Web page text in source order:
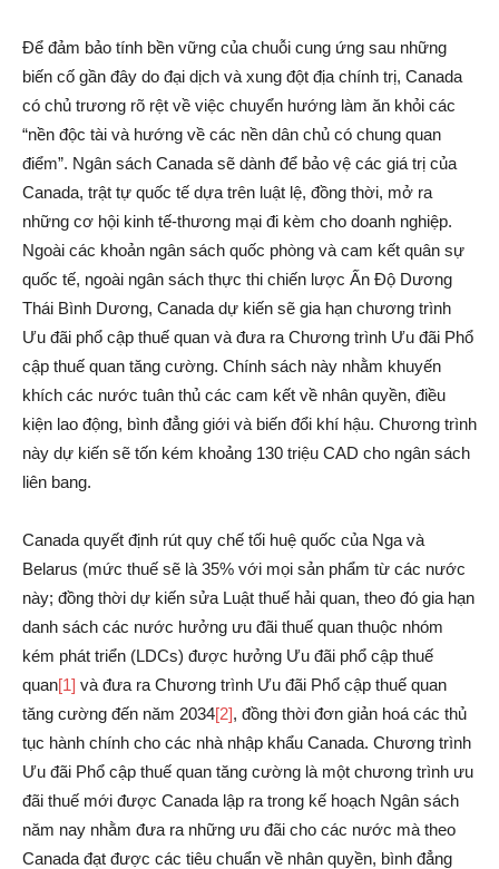
Để đảm bảo tính bền vững của chuỗi cung ứng sau những
biến cố gần đây do đại dịch và xung đột địa chính trị, Canada
có chủ trương rõ rệt về việc chuyển hướng làm ăn khỏi các
“nền độc tài và hướng về các nền dân chủ có chung quan
điểm”. Ngân sách Canada sẽ dành để bảo vệ các giá trị của
Canada, trật tự quốc tế dựa trên luật lệ, đồng thời, mở ra
những cơ hội kinh tế-thương mại đi kèm cho doanh nghiệp.
Ngoài các khoản ngân sách quốc phòng và cam kết quân sự
quốc tế, ngoài ngân sách thực thi chiến lược Ấn Độ Dương
Thái Bình Dương, Canada dự kiến sẽ gia hạn chương trình
Ưu đãi phổ cập thuế quan và đưa ra Chương trình Ưu đãi Phổ
cập thuế quan tăng cường. Chính sách này nhằm khuyến
khích các nước tuân thủ các cam kết về nhân quyền, điều
kiện lao động, bình đẳng giới và biến đổi khí hậu. Chương trình
này dự kiến sẽ tốn kém khoảng 130 triệu CAD cho ngân sách
liên bang.
Canada quyết định rút quy chế tối huệ quốc của Nga và
Belarus (mức thuế sẽ là 35% với mọi sản phẩm từ các nước
này; đồng thời dự kiến sửa Luật thuế hải quan, theo đó gia hạn
danh sách các nước hưởng ưu đãi thuế quan thuộc nhóm
kém phát triển (LDCs) được hưởng Ưu đãi phổ cập thuế
quan[1] và đưa ra Chương trình Ưu đãi Phổ cập thuế quan
tăng cường đến năm 2034[2], đồng thời đơn giản hoá các thủ
tục hành chính cho các nhà nhập khẩu Canada. Chương trình
Ưu đãi Phổ cập thuế quan tăng cường là một chương trình ưu
đãi thuế mới được Canada lập ra trong kế hoạch Ngân sách
năm nay nhằm đưa ra những ưu đãi cho các nước mà theo
Canada đạt được các tiêu chuẩn về nhân quyền, bình đẳng